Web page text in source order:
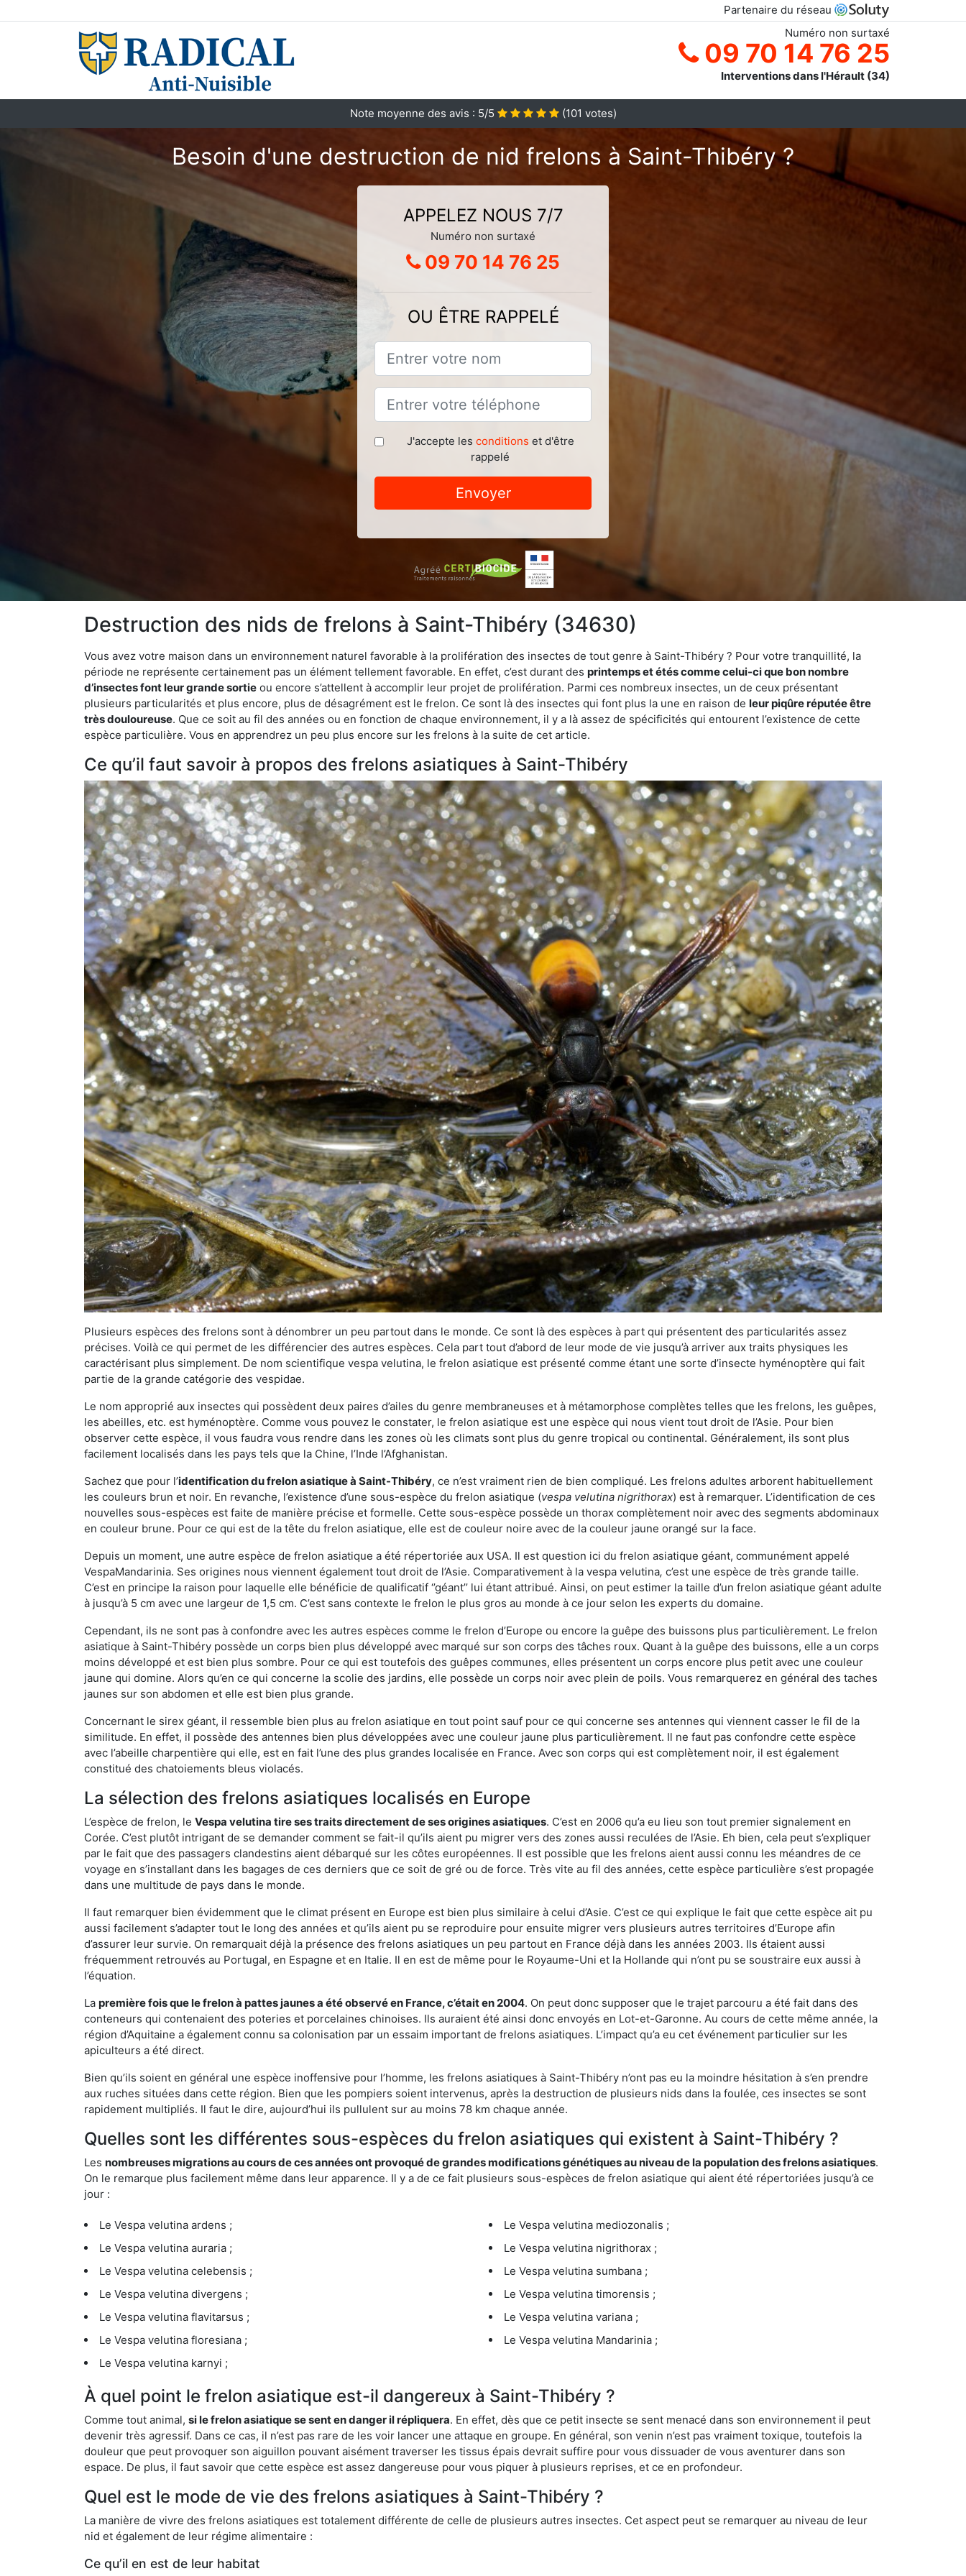
Partenaire du réseau
Numéro non surtaxé
09 70 14 76 25
Interventions dans l'Hérault (34)
Note moyenne des avis : 5/5 (101 votes)
Besoin d'une destruction de nid frelons à Saint-Thibéry ?
APPELEZ NOUS 7/7
Numéro non surtaxé
09 70 14 76 25
OU ÊTRE RAPPELÉ
J'accepte les conditions et d'être
rappelé
Envoyer
Destruction des nids de frelons à Saint-Thibéry (34630)
Vous avez votre maison dans un environnement naturel favorable à la prolifération des insectes de tout genre à Saint-Thibéry ? Pour votre tranquillité, la
période ne représente certainement pas un élément tellement favorable. En effet, c’est durant des printemps et étés comme celui-ci que bon nombre
d’insectes font leur grande sortie ou encore s’attellent à accomplir leur projet de prolifération. Parmi ces nombreux insectes, un de ceux présentant
plusieurs particularités et plus encore, plus de désagrément est le frelon. Ce sont là des insectes qui font plus la une en raison de leur piqûre réputée être
très douloureuse. Que ce soit au fil des années ou en fonction de chaque environnement, il y a là assez de spécificités qui entourent l’existence de cette
espèce particulière. Vous en apprendrez un peu plus encore sur les frelons à la suite de cet article.
Ce qu’il faut savoir à propos des frelons asiatiques à Saint-Thibéry
Plusieurs espèces des frelons sont à dénombrer un peu partout dans le monde. Ce sont là des espèces à part qui présentent des particularités assez
précises. Voilà ce qui permet de les différencier des autres espèces. Cela part tout d’abord de leur mode de vie jusqu’à arriver aux traits physiques les
caractérisant plus simplement. De nom scientifique vespa velutina, le frelon asiatique est présenté comme étant une sorte d’insecte hyménoptère qui fait
partie de la grande catégorie des vespidae.
Le nom approprié aux insectes qui possèdent deux paires d’ailes du genre membraneuses et à métamorphose complètes telles que les frelons, les guêpes,
les abeilles, etc. est hyménoptère. Comme vous pouvez le constater, le frelon asiatique est une espèce qui nous vient tout droit de l’Asie. Pour bien
observer cette espèce, il vous faudra vous rendre dans les zones où les climats sont plus du genre tropical ou continental. Généralement, ils sont plus
facilement localisés dans les pays tels que la Chine, l’Inde l’Afghanistan.
Sachez que pour l’identification du frelon asiatiqueà Saint-Thibéry, ce n’est vraiment rien de bien compliqué. Les frelons adultes arborent habituellement
les couleurs brun et noir. En revanche, l’existence d’une sous-espèce du frelon asiatique (vespa velutina nigrithorax) est à remarquer. L’identification de ces
nouvelles sous-espèces est faite de manière précise et formelle. Cette sous-espèce possède un thorax complètement noir avec des segments abdominaux
en couleur brune. Pour ce qui est de la tête du frelon asiatique, elle est de couleur noire avec de la couleur jaune orangé sur la face.
Depuis un moment, une autre espèce de frelon asiatique a été répertoriée aux USA. Il est question ici du frelon asiatique géant, communément appelé
VespaMandarinia. Ses origines nous viennent également tout droit de l’Asie. Comparativement à la vespa velutina, c’est une espèce de très grande taille.
C’est en principe la raison pour laquelle elle bénéficie de qualificatif ‘’géant’’ lui étant attribué. Ainsi, on peut estimer la taille d’un frelon asiatique géant adulte
à jusqu’à 5 cm avec une largeur de 1,5 cm. C’est sans contexte le frelon le plus gros au monde à ce jour selon les experts du domaine.
Cependant, ils ne sont pas à confondre avec les autres espèces comme le frelon d’Europe ou encore la guêpe des buissons plus particulièrement. Le frelon
asiatique à Saint-Thibéry possède un corps bien plus développé avec marqué sur son corps des tâches roux. Quant à la guêpe des buissons, elle a un corps
moins développé et est bien plus sombre. Pour ce qui est toutefois des guêpes communes, elles présentent un corps encore plus petit avec une couleur
jaune qui domine. Alors qu’en ce qui concerne la scolie des jardins, elle possède un corps noir avec plein de poils. Vous remarquerez en général des taches
jaunes sur son abdomen et elle est bien plus grande.
Concernant le sirex géant, il ressemble bien plus au frelon asiatique en tout point sauf pour ce qui concerne ses antennes qui viennent casser le fil de la
similitude. En effet, il possède des antennes bien plus développées avec une couleur jaune plus particulièrement. Il ne faut pas confondre cette espèce
avec l’abeille charpentière qui elle, est en fait l’une des plus grandes localisée en France. Avec son corps qui est complètement noir, il est également
constitué des chatoiements bleus violacés.
La sélection des frelons asiatiques localisés en Europe
L’espèce de frelon, le Vespa velutina tire ses traits directement de ses origines asiatiques. C’est en 2006 qu’a eu lieu son tout premier signalement en
Corée. C’est plutôt intrigant de se demander comment se fait-il qu’ils aient pu migrer vers des zones aussi reculées de l’Asie. Eh bien, cela peut s’expliquer
par le fait que des passagers clandestins aient débarqué sur les côtes européennes. Il est possible que les frelons aient aussi connu les méandres de ce
voyage en s’installant dans les bagages de ces derniers que ce soit de gré ou de force. Très vite au fil des années, cette espèce particulière s’est propagée
dans une multitude de pays dans le monde.
Il faut remarquer bien évidemment que le climat présent en Europe est bien plus similaire à celui d’Asie. C’est ce qui explique le fait que cette espèce ait pu
aussi facilement s’adapter tout le long des années et qu’ils aient pu se reproduire pour ensuite migrer vers plusieurs autres territoires d’Europe afin
d’assurer leur survie. On remarquait déjà la présence des frelons asiatiques un peu partout en France déjà dans les années 2003. Ils étaient aussi
fréquemment retrouvés au Portugal, en Espagne et en Italie. Il en est de même pour le Royaume-Uni et la Hollande qui n’ont pu se soustraire eux aussi à
l’équation.
La première fois que le frelon à pattes jaunes a été observé en France, c’était en 2004. On peut donc supposer que le trajet parcouru a été fait dans des
conteneurs qui contenaient des poteries et porcelaines chinoises. Ils auraient été ainsi donc envoyés en Lot-et-Garonne. Au cours de cette même année, la
région d’Aquitaine a également connu sa colonisation par un essaim important de frelons asiatiques. L’impact qu’a eu cet événement particulier sur les
apiculteurs a été direct.
Bien qu’ils soient en général une espèce inoffensive pour l’homme, les frelons asiatiques à Saint-Thibéry n’ont pas eu la moindre hésitation à s’en prendre
aux ruches situées dans cette région. Bien que les pompiers soient intervenus, après la destruction de plusieurs nids dans la foulée, ces insectes se sont
rapidement multipliés. Il faut le dire, aujourd’hui ils pullulent sur au moins 78 km chaque année.
Quelles sont les différentes sous-espèces du frelon asiatiques qui existent à Saint-Thibéry ?
Les nombreuses migrations au cours de ces années ont provoqué de grandes modifications génétiques au niveau de la population des frelons asiatiques.
On le remarque plus facilement même dans leur apparence. Il y a de ce fait plusieurs sous-espèces de frelon asiatique qui aient été répertoriées jusqu’à ce
jour :
Le Vespa velutina ardens ;
Le Vespa velutina auraria ;
Le Vespa velutina celebensis ;
Le Vespa velutina divergens ;
Le Vespa velutina flavitarsus ;
Le Vespa velutina floresiana ;
Le Vespa velutina karnyi ;
Le Vespa velutina mediozonalis ;
Le Vespa velutina nigrithorax ;
Le Vespa velutina sumbana ;
Le Vespa velutina timorensis ;
Le Vespa velutina variana ;
Le Vespa velutina Mandarinia ;
À quel point le frelon asiatique est-il dangereux à Saint-Thibéry ?
Comme tout animal, si le frelon asiatique se sent en danger il répliquera. En effet, dès que ce petit insecte se sent menacé dans son environnement il peut
devenir très agressif. Dans ce cas, il n’est pas rare de les voir lancer une attaque en groupe. En général, son venin n’est pas vraiment toxique, toutefois la
douleur que peut provoquer son aiguillon pouvant aisément traverser les tissus épais devrait suffire pour vous dissuader de vous aventurer dans son
espace. De plus, il faut savoir que cette espèce est assez dangereuse pour vous piquer à plusieurs reprises, et ce en profondeur.
Quel est le mode de vie des frelons asiatiques à Saint-Thibéry ?
La manière de vivre des frelons asiatiques est totalement différente de celle de plusieurs autres insectes. Cet aspect peut se remarquer au niveau de leur
nid et également de leur régime alimentaire :
Ce qu’il en est de leur habitat